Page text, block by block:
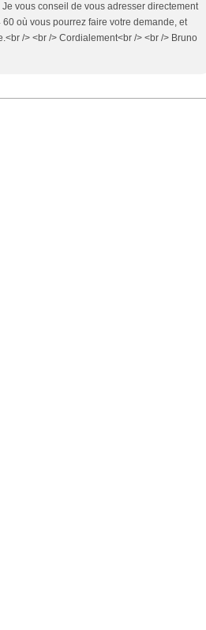
vous conseil de vous adresser directement
où vous pourrez faire votre demande, et
/> <br /> Cordialement<br /> <br /> Bruno